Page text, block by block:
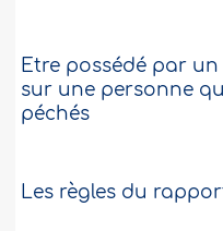
Etre possédé par
sur une personne
péchés
Les règles du